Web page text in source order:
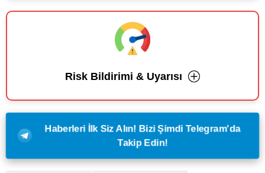
Risk Bildirimi & Uyarısı
Haberleri İlk Siz Alın! Bizi Şimdi Telegram'da
Takip Edin!